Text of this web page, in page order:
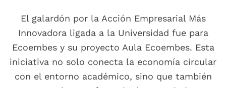
El galardón por la Acción Empresarial Más
Innovadora ligada a la Universidad fue para
Ecoembes y su proyecto Aula Ecoembes. Esta
iniciativa no solo conecta la economía circular
con el entorno académico, sino que también